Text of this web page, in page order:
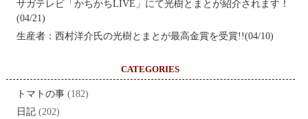
サガテレビ「かちかちLIVE」にて光樹とまとが紹介されます！
(04/21)
生産者：西村洋介氏の光樹とまとが最高金賞を受賞!!(04/10)
CATEGORIES
トマトの事(182)
日記(202)